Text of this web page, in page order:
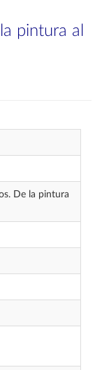
pintura al
De la pintura